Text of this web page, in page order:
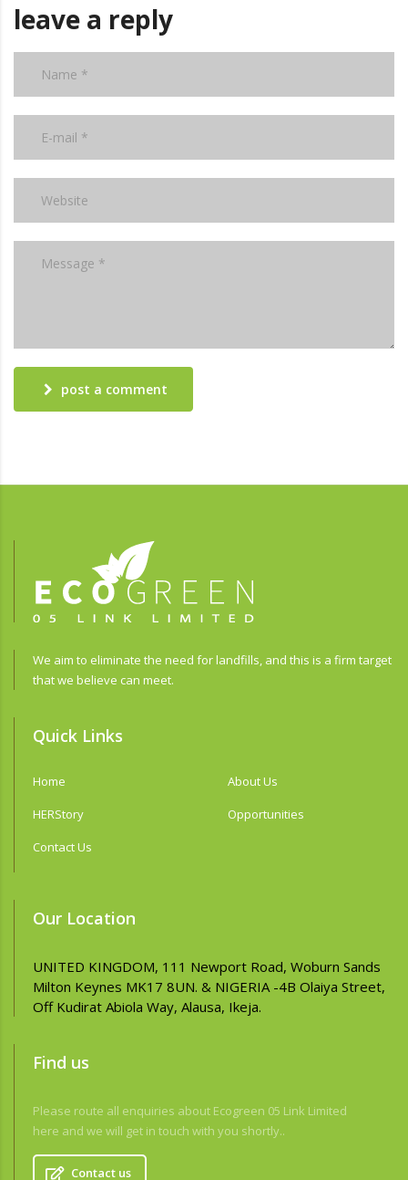
leave a reply
post a comment
We aim to eliminate the need for landfills, and this is a firm target
that we believe can meet.
Quick Links
Home
About Us
HERStory
Opportunities
Contact Us
Our Location
UNITED KINGDOM, 111 Newport Road, Woburn Sands
Milton Keynes MK17 8UN. & NIGERIA -4B Olaiya Street,
Off Kudirat Abiola Way, Alausa, Ikeja.
Find us
Please route all enquiries about Ecogreen 05 Link Limited
here and we will get in touch with you shortly..
Contact us